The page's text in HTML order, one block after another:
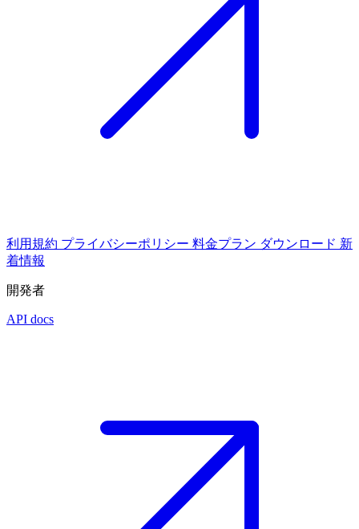
利用規約 プライバシーポリシー 料金プラン ダウンロード 新
着情報
開発者
API docs